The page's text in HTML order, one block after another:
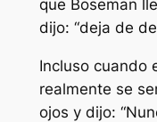
que Boseman
dijo: “deja de
Incluso cuando
realmente se
ojos y dijo: “